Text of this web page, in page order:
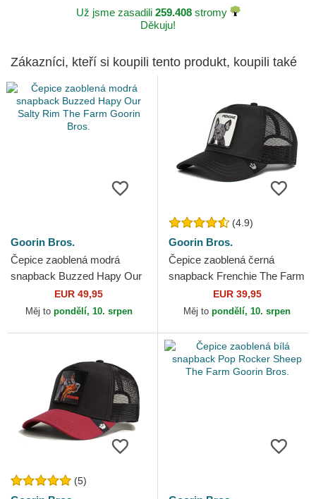
Už jsme zasadili 259.408stromy
Děkuju!
Zákazníci, kteří si koupili tento produkt, koupili také
Goorin Bros.
Čepice zaoblená modrá
snapback Buzzed Hapy Our
Salty Rim The Farm Goorin
Bros.
EUR 49,95
Měj to pondělí, 10. srpen
(4.9)
Goorin Bros.
Čepice zaoblená černá
snapback Frenchie The Farm
Goorin Bros.EUR 39,95
Měj to pondělí, 10. srpen
(5)